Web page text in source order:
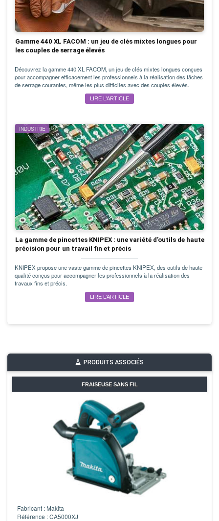
Gamme 440 XL FACOM : un jeu de clés mixtes longues pour
les couples de serrage élevés
Découvrez la gamme 440 XL FACOM, un jeu de clés mixtes longues conçues
pour accompagner efficacement les professionnels à la réalisation des tâches
de serrage courantes, même les plus difficiles avec des couples élevés.
LIRE L’ARTICLE
INDUSTRIE
La gamme de pincettes KNIPEX : une variété d’outils de haute
précision pour un travail fin et précis
KNIPEX propose une vaste gamme de pincettes KNIPEX, des outils de haute
qualité conçus pour accompagner les professionnels à la réalisation des
travaux fins et précis.
LIRE L’ARTICLE
PRODUITS ASSOCIÉS
FRAISEUSE SANS FIL
Fabricant : Makita
Référence : CA5000XJ